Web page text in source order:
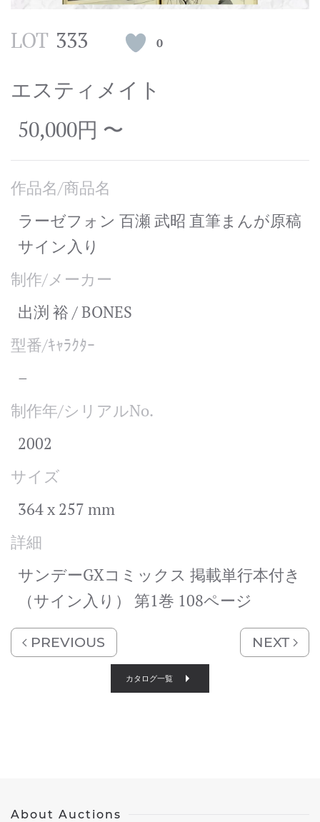
LOT 333 0
エスティメイト
50,000円 〜
作品名/商品名
ラーゼフォン 百瀬 武昭 直筆まんが原稿
サイン入り
制作/メーカー
出渕 裕 / BONES
型番/ｷｬﾗｸﾀｰ
–
制作年/シリアルNo.
2002
サイズ
364 x 257 mm
詳細
サンデーGXコミックス 掲載単行本付き
（サイン入り） 第1巻 108ページ
PREVIOUS NEXT
カタログ一覧
About Auctions